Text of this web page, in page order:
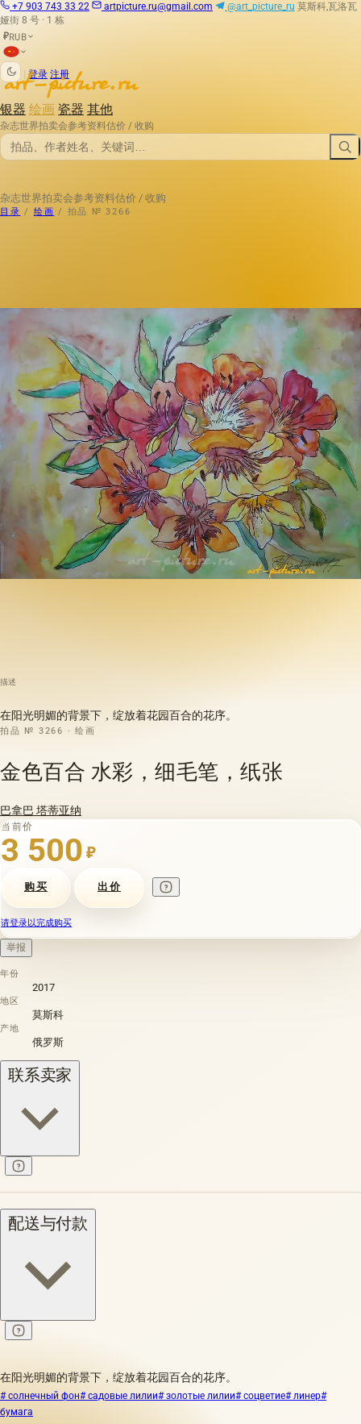
+7 903 743 33 22 artpicture.ru@gmail.com @art_picture_ru 莫斯科,瓦洛瓦
娅街 8 号 · 1 栋
₽RUB
登录 注册
银器 绘画 瓷器 其他
杂志世界拍卖会参考资料估价 / 收购
杂志世界拍卖会参考资料估价 / 收购
目录 / 绘画 / 拍品 № 3266
描述
在阳光明媚的背景下，绽放着花园百合的花序。
拍品 № 3266 · 绘画
金色百合 水彩，细毛笔，纸张
巴拿巴 塔蒂亚纳
当前价
3 500 ₽
购买 出价
请登录以完成购买
举报
年份
2017
地区
莫斯科
产地
俄罗斯
联系卖家
配送与付款
在阳光明媚的背景下，绽放着花园百合的花序。
# солнечный фон# садовые лилии# золотые лилии# соцветие# линер#
бумага